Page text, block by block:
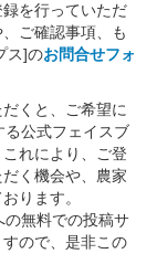
を行っていただ
ご確認事項、も
ス]のお問合せフォ
くと、ご希望に
る公式フェイスブ
れにより、ご登
く機会や、農家
ります。
の無料での投稿サ
ので、是非この